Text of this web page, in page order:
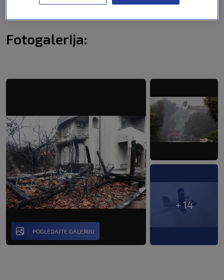
Fotogalerija:
+ 14
POGLEDAJTE GALERIJU